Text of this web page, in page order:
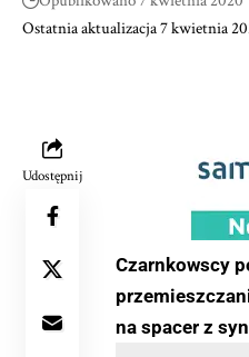
Ostatnia aktualizacja 7 kwietnia
Udostępnij
Czarnkowscy
na spacer z